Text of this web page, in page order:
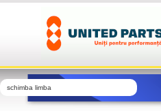
schimba limba